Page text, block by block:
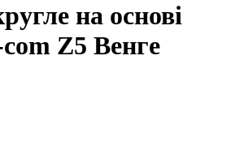
на основі
Z5 Венге